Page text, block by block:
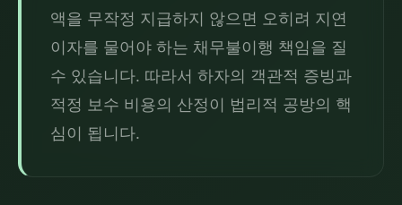
액을 무작정 지급하지 않으면 오히려 지연
이자를 물어야 하는 채무불이행 책임을 질
수 있습니다. 따라서 하자의 객관적 증빙과
적정 보수 비용의 산정이 법리적 공방의 핵
심이 됩니다.